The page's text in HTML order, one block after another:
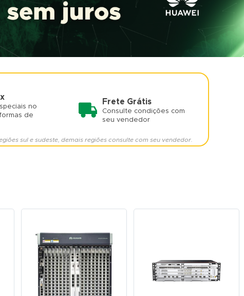
no
de
Frete Grátis
Consulte condições com
seu vendedor
sul e sudeste, demais regiões consulte com seu vendedor.